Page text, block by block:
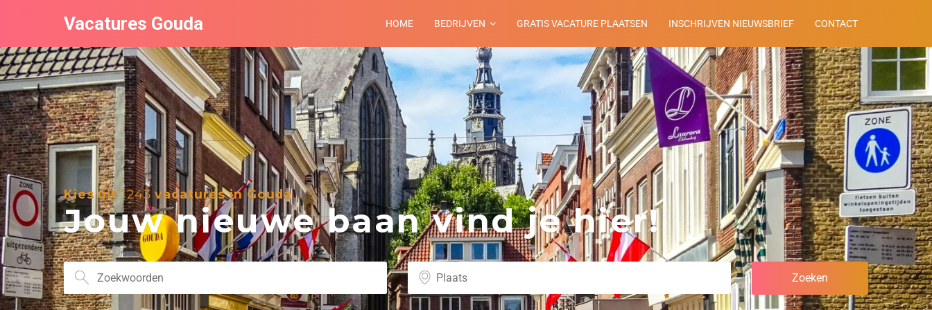
Vacatures Gouda HOME BEDRIJVEN GRATIS VACATURE PLAATSEN INSCHRIJVEN NIEUWSBRIEF CONTACT
Kies uit1243 vacatures in Gouda
Jouw nieuwe baan vind je hier!